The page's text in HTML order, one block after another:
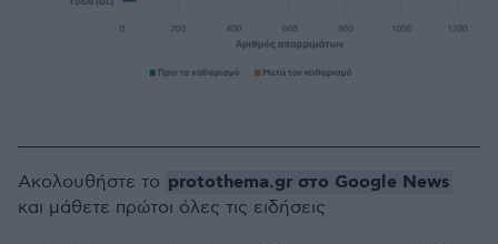
Ακολουθήστε το protothema.gr στο Google News
και μάθετε πρώτοι όλες τις ειδήσεις